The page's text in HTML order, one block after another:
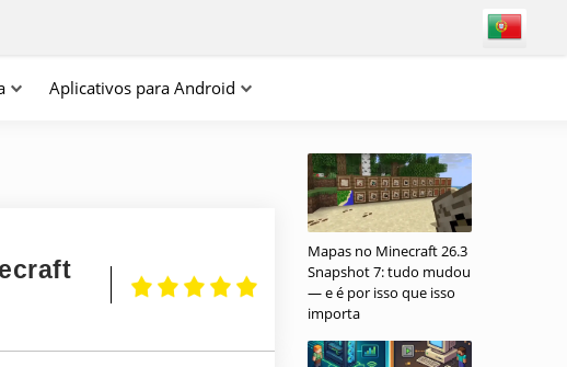
Aplicativos para Android
Mapas no Minecraft 26.3
Snapshot 7: tudo mudou
— e é por isso que isso
importa